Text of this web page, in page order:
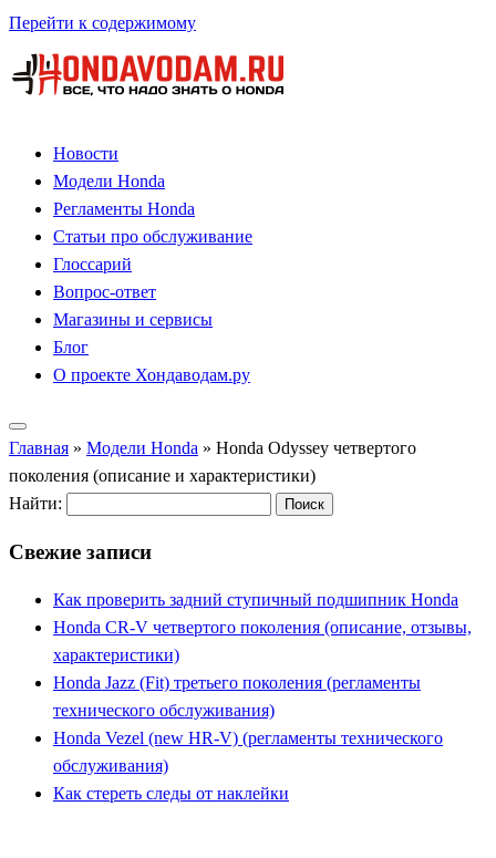
Перейти к содержимому
Новости
Модели Honda
Регламенты Honda
Статьи про обслуживание
Глоссарий
Вопрос-ответ
Магазины и сервисы
Блог
О проекте Хондаводам.ру
Главная » Модели Honda » Honda Odyssey четвертого
поколения (описание и характеристики)
Найти:
Свежие записи
Как проверить задний ступичный подшипник Honda
Honda CR-V четвертого поколения (описание, отзывы,
характеристики)
Honda Jazz (Fit) третьего поколения (регламенты
технического обслуживания)
Honda Vezel (new HR-V) (регламенты технического
обслуживания)
Как стереть следы от наклейки